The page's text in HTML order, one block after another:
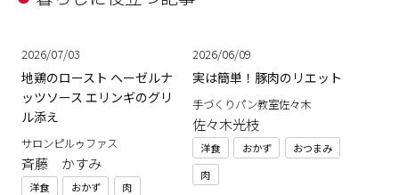
2026/07/03
地鶏のロースト ヘーゼルナ
ッツソース エリンギのグリ
ル添え
サロンピルゥファス
斉藤 かすみ
洋食 おかず 肉
2026/06/09
実は簡単！豚肉のリエット
手づくりパン教室佐々木
佐々木光枝
洋食 おかず
おつまみ
肉